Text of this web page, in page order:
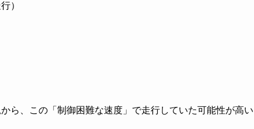
）
ら、この「制御困難な速度」で走行していた可能性が高い